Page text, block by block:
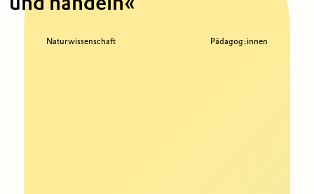
Naturwissenschaft Pädagog:innen